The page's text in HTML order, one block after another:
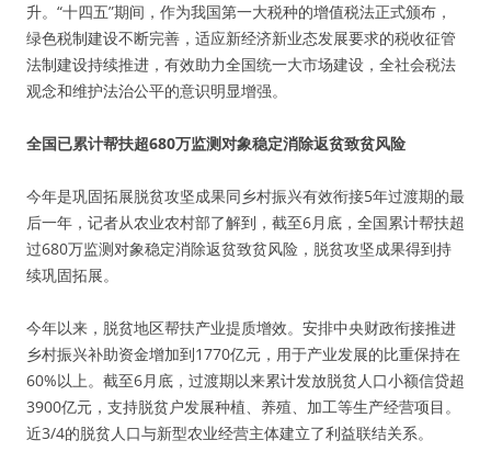
升。“十四五”期间，作为我国第一大税种的增值税法正式颁布，
绿色税制建设不断完善，适应新经济新业态发展要求的税收征管
法制建设持续推进，有效助力全国统一大市场建设，全社会税法
观念和维护法治公平的意识明显增强。
全国已累计帮扶超680万监测对象稳定消除返贫致贫风险
今年是巩固拓展脱贫攻坚成果同乡村振兴有效衔接5年过渡期的最
后一年，记者从农业农村部了解到，截至6月底，全国累计帮扶超
过680万监测对象稳定消除返贫致贫风险，脱贫攻坚成果得到持
续巩固拓展。
今年以来，脱贫地区帮扶产业提质增效。安排中央财政衔接推进
乡村振兴补助资金增加到1770亿元，用于产业发展的比重保持在
60%以上。截至6月底，过渡期以来累计发放脱贫人口小额信贷超
3900亿元，支持脱贫户发展种植、养殖、加工等生产经营项目。
近3/4的脱贫人口与新型农业经营主体建立了利益联结关系。